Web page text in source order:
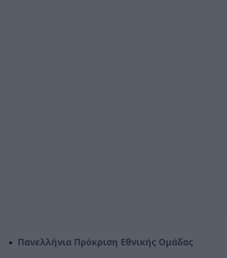
Πανελλήνια Πρόκριση Εθνικής Ομάδας